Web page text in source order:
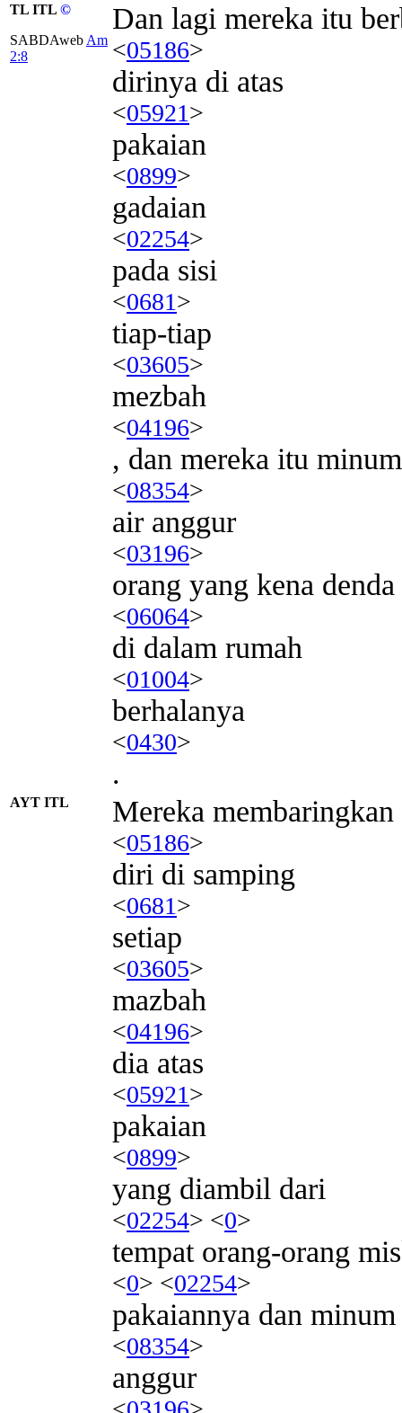
TL ITL ©
SABDAweb Am
2:8
Dan lagi mereka itu
<05186>
dirinya di atas
<05921>
pakaian
<0899>
gadaian
<02254>
pada sisi
<0681>
tiap-tiap
<03605>
mezbah
<04196>
, dan mereka itu minum
<08354>
air anggur
<03196>
orang yang kena denda
<06064>
di dalam rumah
<01004>
berhalanya
<0430>
.
AYT ITL Mereka membaringkan
<05186>
diri di samping
<0681>
setiap
<03605>
mazbah
<04196>
dia atas
<05921>
pakaian
<0899>
yang diambil dari
<02254> <0>
tempat orang-orang
<0> <02254>
pakaiannya dan minum
<08354>
anggur